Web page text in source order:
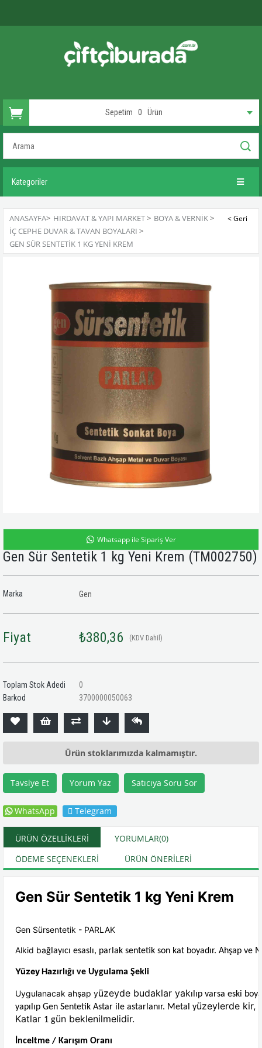
Sepetim 0 Ürün
Kategoriler
ANASAYFA> HIRDAVAT & YAPI MARKET> BOYA & VERNIK>
İÇ CEPHE DUVAR & TAVAN BOYALARI >
GEN SÜR SENTETIK 1 KG YENI KREM
Whatsapp ile Sipariş Ver
Gen Sür Sentetik 1 kg Yeni Krem (TM002750)
Marka Gen
Fiyat ₺380,36 (KDV Dahil)
Toplam Stok Adedi
0
Barkod
3700000050063
Ürün stoklarımızda kalmamıştır.
Tavsiye Et Yorum Yaz Satıcıya Soru Sor
WhatsApp Telegram
ÜRÜN ÖZELLIKLERI YORUMLAR(0)
ÖDEME SEÇENEKLERI
ÜRÜN ÖNERILERI
Gen Sür Sentetik 1 kg Yeni Krem
Gen Sürsentetik - PARLAK
Alkid bağlayıcı esaslı, parlak sentetik son kat boyadır. Ahşap ve
Yüzey Hazırlığı ve Uygulama Şekli
Uygulanacak ahşap yüzeyde budaklar yakılıp varsa eski
yapılıp Gen Sentetik Astar ile astarlanır. Metal yüzeylerde kir,
Katlar 1 gün beklenilmelidir.
İnceltme / Karışım Oranı